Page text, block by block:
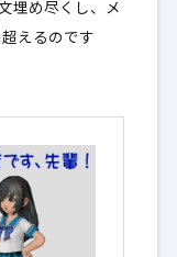
埋め尽くし、メ
えるのです